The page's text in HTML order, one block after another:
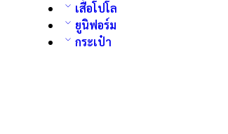
เสื้อโปโล
ยูนิฟอร์ม
กระเป๋า